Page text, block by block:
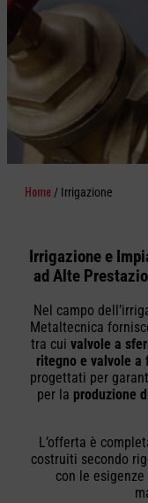
Home / Irrigazione
Irrigazione e
ad Alte
Nel campo
Metaltecnica
tra cui valvole a
ritegno e valvole a
progettati per
per la produzione
L’offerta è
costruiti secondo
con le